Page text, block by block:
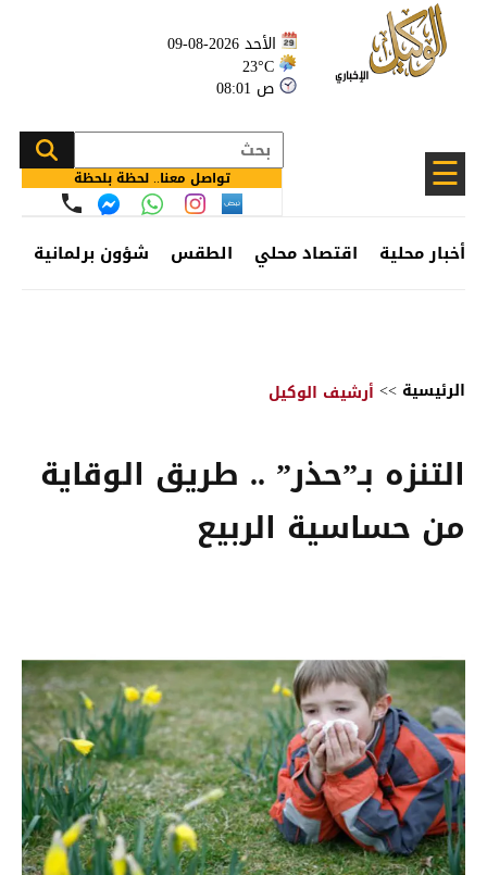
الأحد 2026-08-09
23°C
08:01 ص
☰ تواصل معنا.. لحظة بلحظة
أخبار محلية اقتصاد محلي الطقس شؤون برلمانية
الرئيسية >> أرشيف الوكيل
التنزه بـ”حذر” .. طريق الوقاية
من حساسية الربيع